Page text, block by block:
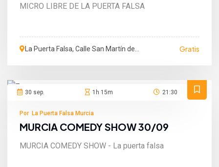
MICRO LIBRE DE LA PUERTA FALSA
La Puerta Falsa, Calle San Martín de
Gratis
30 sep. 1h 15m 21:30
Por La Puerta Falsa Murcia
MURCIA COMEDY SHOW 30/09
MURCIA COMEDY SHOW - La puerta falsa